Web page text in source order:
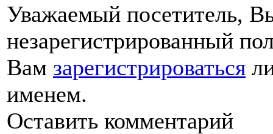
Уважаемый посетитель,
незарегистрированный
Вам зарегистрироваться
именем.
Оставить комментарий